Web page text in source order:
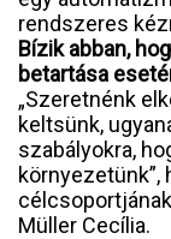
rendszeres
Bízik abban,
betartása
„Szeretnénk
keltsünk,
szabályokra,
Müller Cecília.